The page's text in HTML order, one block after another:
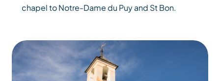
chapel to Notre-Dame du Puy and St Bon.